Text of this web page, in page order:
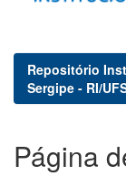
Repositório
Sergipe - RI/
Página